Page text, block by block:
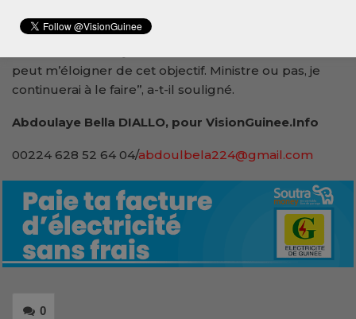
je serai Guillaume Hawing, tant que j’aurai la force de
peut m’éloigner de cet objectif. Ministre ou pas, je
continuerai à le faire’’, a-t-il souligné.
Abdoulaye Bella DIALLO, pour VisionGuinee.Info
00224 628 52 64 04/abdoulbela224@gmail.com
0